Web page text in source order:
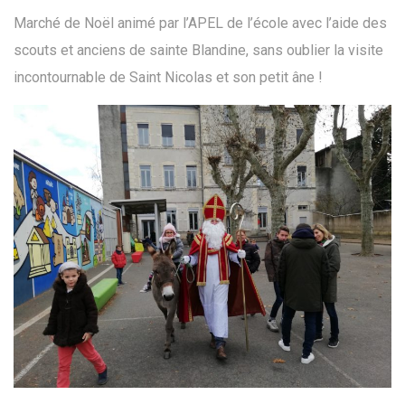
Marché de Noël animé par l’APEL de l’école avec l’aide des
scouts et anciens de sainte Blandine, sans oublier la visite
incontournable de Saint Nicolas et son petit âne !